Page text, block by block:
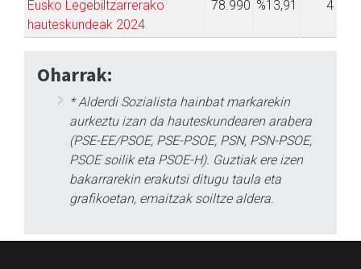
Eusko Legebiltzarrerako
hauteskundeak 2024
78.990 %13,91 4
Oharrak:
* Alderdi Sozialista hainbat markarekin
aurkeztu izan da hauteskundearen arabera
(PSE-EE/PSOE, PSE-PSOE, PSN, PSN-PSOE,
PSOE soilik eta PSOE-H). Guztiak ere izen
bakarrarekin erakutsi ditugu taula eta
grafikoetan, emaitzak soiltze aldera.